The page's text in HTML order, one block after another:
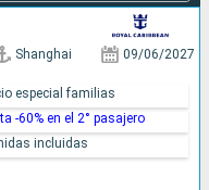
Shanghai 09/06/2027
especial familias
-60% en el 2° pasajero
incluidas